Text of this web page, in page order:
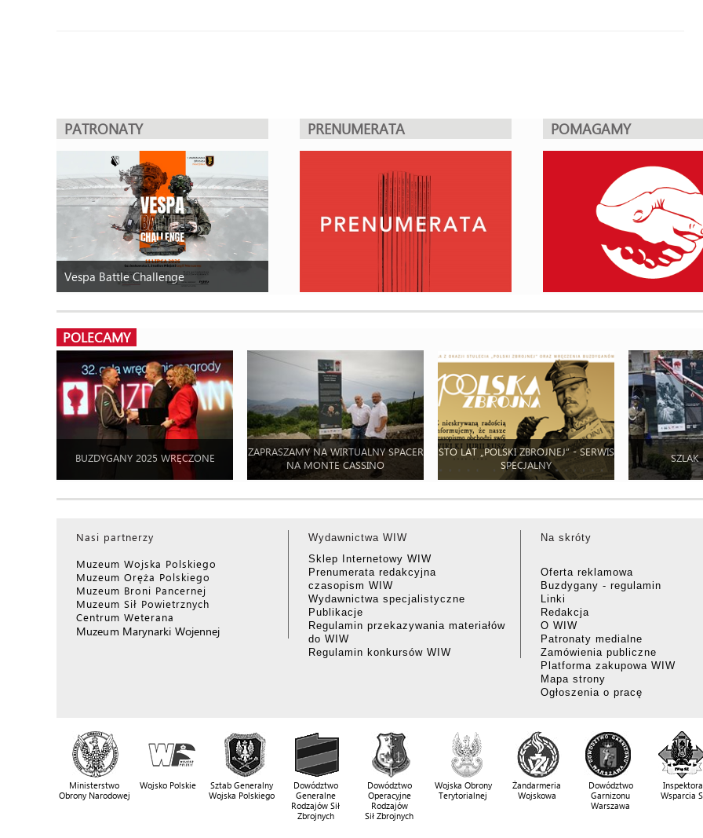
PATRONATY
Vespa Battle Challenge
PRENUMERATA POMAGAMY
POLECAMY
BUZDYGANY 2025 WRĘCZONE
ZAPRASZAMY NA WIRTUALNY SPACER
NA MONTE CASSINO
STO LAT „POLSKI ZBROJNEJ” - SERWIS
SPECJALNY
SZLAK
Nasi partnerzy
Muzeum Wojska Polskiego
Muzeum Oręża Polskiego
Muzeum Broni Pancernej
Muzeum Sił Powietrznych
Centrum Weterana
Muzeum Marynarki Wojennej
Wydawnictwa WIW
Sklep Internetowy WIW
Prenumerata redakcyjna
czasopism WIW
Wydawnictwa specjalistyczne
Publikacje
Regulamin przekazywania materiałów
do WIW
Regulamin konkursów WIW
Na skróty
Oferta reklamowa
Buzdygany - regulamin
Linki
Redakcja
O WIW
Patronaty medialne
Zamówienia publiczne
Platforma zakupowa WIW
Mapa strony
Ogłoszenia o pracę
Ministerstwo
Obrony Narodowej
Wojsko Polskie
Sztab Generalny
Wojska Polskiego
Dowództwo
Generalne
Rodzajów Sił
Zbrojnych
Dowództwo
Operacyjne
Rodzajów
Sił Zbrojnych
Wojska Obrony
Terytorialnej
Żandarmeria
Wojskowa
Dowództwo
Garnizonu
Warszawa
Wsparcia